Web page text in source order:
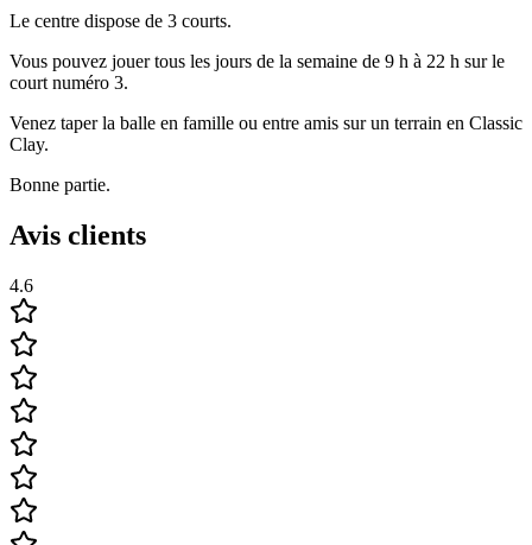
Le centre dispose de 3 courts.
Vous pouvez jouer tous les jours de la semaine de 9 h à 22 h sur le
court numéro 3.
Venez taper la balle en famille ou entre amis sur un terrain en Classic
Clay.
Bonne partie.
Avis clients
4.6